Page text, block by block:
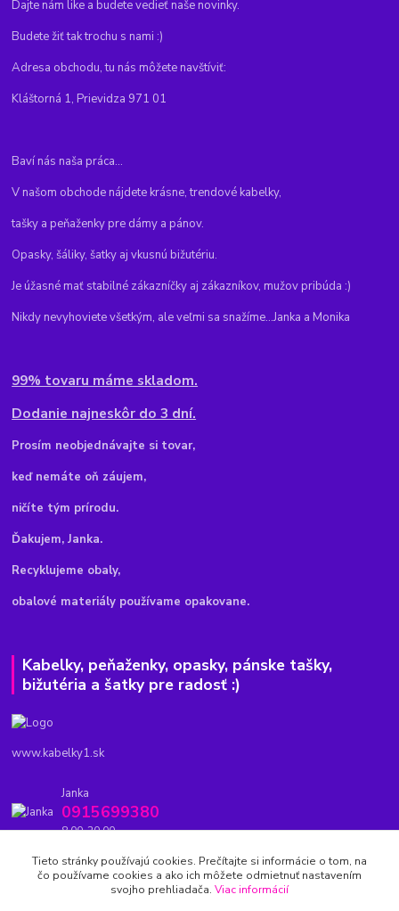
Dajte nám like a budete vedieť naše novinky.
Budete žiť tak trochu s nami :)
Adresa obchodu, tu nás môžete navštíviť:
Kláštorná 1, Prievidza 971 01
Baví nás naša práca...
V našom obchode nájdete krásne, trendové kabelky,
tašky a peňaženky pre dámy a pánov.
Opasky, šáliky, šatky aj vkusnú bižutériu.
Je úžasné mať stabilné zákazníčky aj zákazníkov, mužov pribúda :)
Nikdy nevyhoviete všetkým, ale veľmi sa snažíme...Janka a Monika
99% tovaru máme skladom.
Dodanie najneskôr do 3 dní.
Prosím neobjednávajte si tovar,
keď nemáte oň záujem,
ničíte tým prírodu.
Ďakujem, Janka.
Recyklujeme obaly,
obalové materiály používame opakovane.
Kabelky, peňaženky, opasky, pánske tašky,
bižutéria a šatky pre radosť :)
www.kabelky1.sk
Janka
0915699380
8.00-20.00
kabelky1.sk@gmail.com
Tieto stránky používajú cookies. Prečítajte si informácie o tom, na
čo používame cookies a ako ich môžete odmietnuť nastavením
svojho prehliadača. Viac informácií